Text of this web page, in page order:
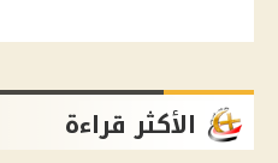
الأكثر قراءة